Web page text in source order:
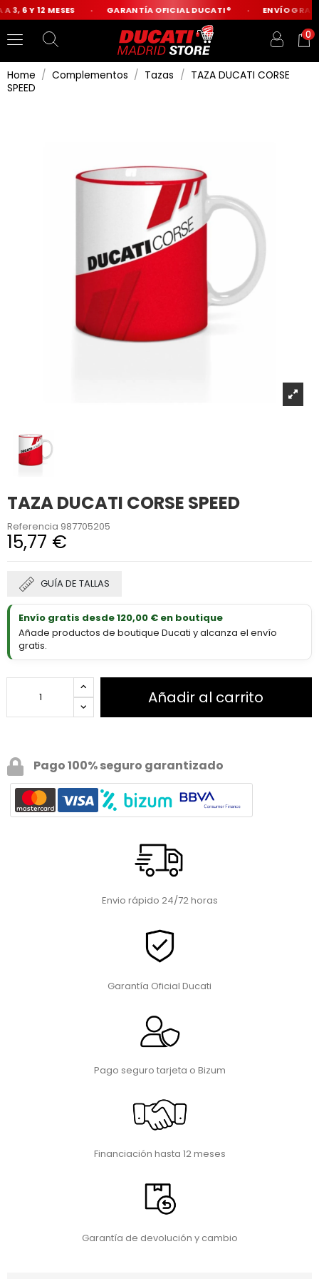
3, 6 Y 12 MESES GARANTÍA OFICIAL DUCATI® ENVÍO
0
Home Complementos Tazas
TAZA DUCATI CORSE
SPEED
TAZA DUCATI CORSE SPEED
Referencia 987705205
15,77 €
GUÍA DE TALLAS
Envío gratis desde 120,00 € en boutique
Añade productos de boutique Ducati y alcanza el envío
gratis.
Añadir al carrito
Pago 100% seguro garantizado
Envio rápido 24/72 horas
Garantía Oficial Ducati
Pago seguro tarjeta o Bizum
Financiación hasta 12 meses
Garantía de devolución y cambio